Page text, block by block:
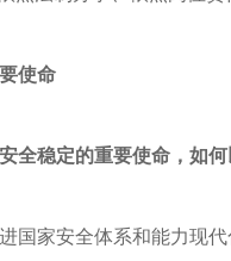
使命
全稳定的重要使命，如
国家安全体系和能力现